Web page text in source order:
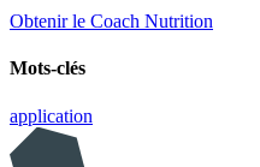
Obtenir le Coach Nutrition
Mots-clés
application